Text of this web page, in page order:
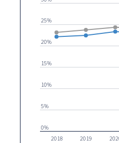
2018 2019
0%
5%
10%
15%
20%
25%